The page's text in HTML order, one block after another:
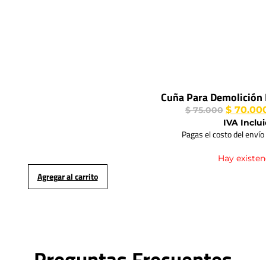
Cuña Para
$75.000 $
IVA
Pagas el costo del
Hay
Agregar al carrito